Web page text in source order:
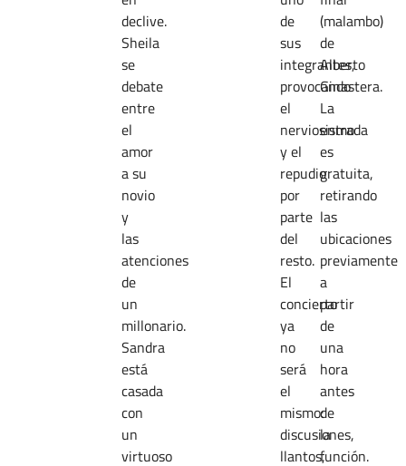
declive.
Sheila
se
debate
entre
el
amor
a su
novio
y
las
atenciones
de
un
millonario.
Sandra
está
casada
con
un
virtuoso
de
sus
integrantes,
provocando
el
nerviosismo
y el
repudio
por
parte
del
resto.
El
concierto
ya
no
será
el
mismo:
discusiones,
llantos,
(malambo)
de
Alberto
Ginastera.
La
entrada
es
gratuita,
retirando
las
ubicaciones
previamente
a
partir
de
una
hora
antes
de
la
función.